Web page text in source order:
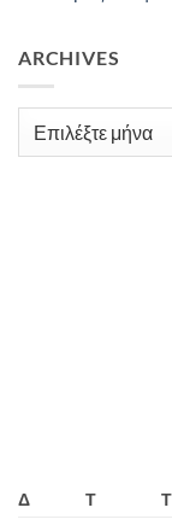
ARCHIVES
Archives
Δ Τ Τ